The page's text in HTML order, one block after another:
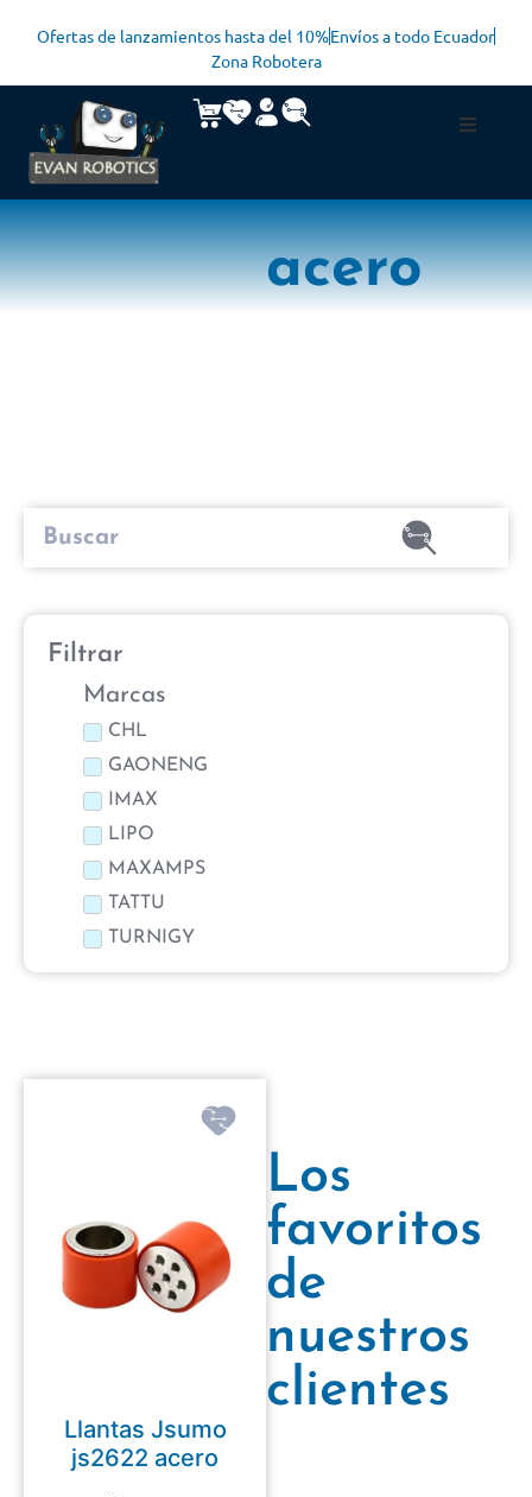
Ofertas de lanzamientos hasta del 10%Envíos a todo Ecuador
Zona Robotera
acero
Filtrar
Marcas
CHL
GAONENG
IMAX
LIPO
MAXAMPS
TATTU
TURNIGY
Llantas Jsumo
js2622 acero
Los
favoritos
de
nuestros
clientes